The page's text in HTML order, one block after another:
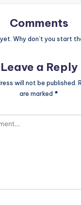
Comments
Why don’t you start
Leave a Reply
will not be published.
are marked *